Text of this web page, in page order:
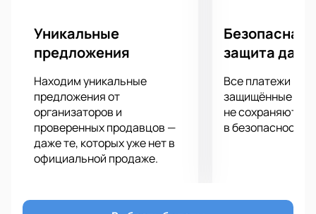
Уникальные
предложения
Находим уникальные
предложения от
организаторов и
проверенных продавцов —
даже те, которых уже нет в
официальной продаже.
Безопасная
защита
Все платежи
защищённые
не сохраняются
в безопасности.